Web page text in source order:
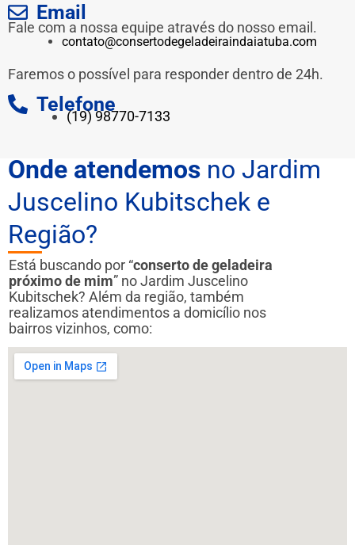
Email
Fale com a nossa equipe através do nosso email.
contato@consertodegeladeiraindaiatuba.com
Faremos o possível para responder dentro de 24h.
Telefone
(19) 98770-7133
Onde atendemos no Jardim
Juscelino Kubitschek e
Região?
Está buscando por “conserto de geladeira
próximo de mim” no Jardim Juscelino
Kubitschek? Além da região, também
realizamos atendimentos a domicílio nos
bairros vizinhos, como: